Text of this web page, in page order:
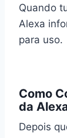
Quando
Alexa
para uso.
Como
da
Depois